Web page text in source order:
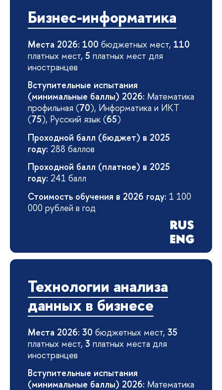
Бизнес-информатика
Места 2026: 100 бюджетных мест, 110
платных мест, 5 платных мест для
иностранцев
Вступительные испытания
(минимальные баллы) 2026: Математика
профильная (70), Информатика и ИКТ
(75), Русский язык (65)
Проходной балл (бюджет) в 2025
году: 288 баллов
Проходной балл (платное) в 2025
году: 241 балл
Стоимость обучения в 2026 году: 1 100
000 рублей в год
Технологии анализа
данных в бизнесе
Места 2026: 30 бюджетных мест, 35
платных мест, 3 платных места для
иностранцев
Вступительные испытания
(минимальные баллы) 2026: Математика